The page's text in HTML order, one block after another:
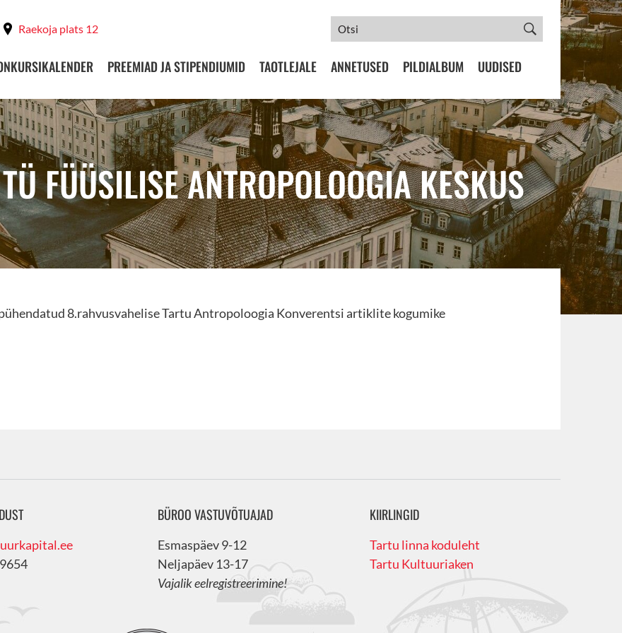
Raekoja plats 12
PREEMIAD JA STIPENDIUMID TAOTLEJALE ANNETUSED PILDIALBUM UUDISED
FÜÜSILISE ANTROPOLOOGIA KESKUS
8.rahvusvahelise Tartu Antropoloogia Konverentsi artiklite kogumike
BÜROO VASTUVÕTUAJAD
Esmaspäev 9-12
Neljapäev 13-17
Vajalik eelregistreerimine!
KIIRLINGID
Tartu linna koduleht
Tartu Kultuuriaken